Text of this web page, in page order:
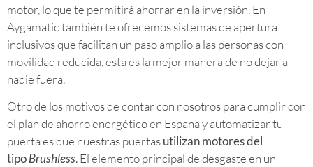
motor, lo que te permitirá ahorrar en la inversión. En
Aygamatic también te ofrecemos sistemas de apertura
inclusivos que facilitan un paso amplio a las personas con
movilidad reducida, esta es la mejor manera de no dejar a
nadie fuera.
Otro de los motivos de contar con nosotros para cumplir con
el plan de ahorro energético en España y automatizar tu
puerta es que nuestras puertasutilizan motores del
tipoBrushless. El elemento principal de desgaste en un